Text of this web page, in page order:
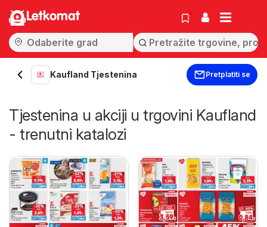
Letkomat
Kaufland Tjestenina Pretplatiti se
Tjestenina u akciji u trgovini Kaufland
- trenutni katalozi